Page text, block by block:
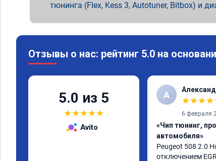
тюнинга (Flex, Kess 3, Autotuner, Bitbox) и
Отзывы о нас: рейтинг 5.0 на
5.0 из 5
★★★★★
Avito
А
★★★★
6 февраля
«Чип тюнинг,
автомобиля»
Peugeot 508 2.0
отключением